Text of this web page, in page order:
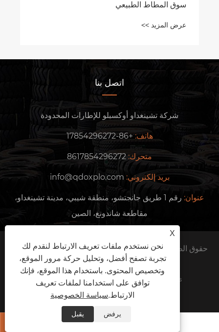
سوق المطاط الطبيعي
عرض المزيد >>
اتصل بنا
شركة تشينغداو أوكسبلو للإطارات المحدودة
هاتف: +86-17854296272
متحرك: 8617854296272
بريد إلكتروني: info@qdoxplo.com
عنوان:
رقم 1 طريق جانجتشو، منطقة شيبي، مدينة تشينغداو،
مقاطعة شاندونغ، الصين
حقوق الطبع والنشر © 2024 شركة Qingdao Oxplo Tire Co.,
Links
Sitemap
RSS
XML سياسة الخصوصية

X
نحن نستخدم ملفات تعريف الارتباط لنقدم لك
تجربة تصفح أفضل، وتحليل حركة مرور الموقع،
وتخصيص المحتوى. باستخدام هذا الموقع، فإنك
توافق على استخدامنا لملفات تعريف
الارتباط.سياسة الخصوصية
يرفض يقبل